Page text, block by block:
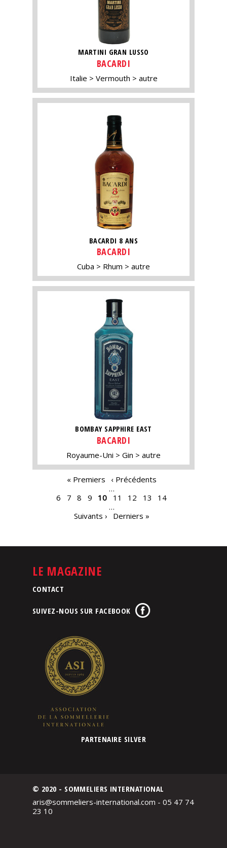
MARTINI GRAN LUSSO
BACARDI
Italie Vermouth autre
BACARDI 8 ANS
BACARDI
Cuba Rhum autre
BOMBAY SAPPHIRE EAST
BACARDI
Royaume-Uni Gin autre
« Premiers
‹ Précédents
…
6
7 8 9 10 11 12 13
14
…
Suivants ›
Derniers »
LE MAGAZINE
CONTACT
SUIVEZ-NOUS SUR FACEBOOK
PARTENAIRE SILVER
© 2020 - SOMMELIERS INTERNATIONAL
aris@sommeliers-international.com - 05 47 74
23 10